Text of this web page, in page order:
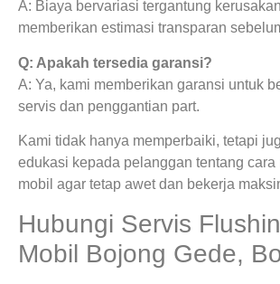
A: Biaya bervariasi tergantung
memberikan estimasi transparan
Q: Apakah tersedia garansi?
A: Ya, kami memberikan garansi untuk
servis dan penggantian part.
Kami tidak hanya memperbaiki, tetapi
edukasi kepada pelanggan tentang cara
mobil agar tetap awet dan bekerja
Hubungi Servis
Mobil Bojong Gede,